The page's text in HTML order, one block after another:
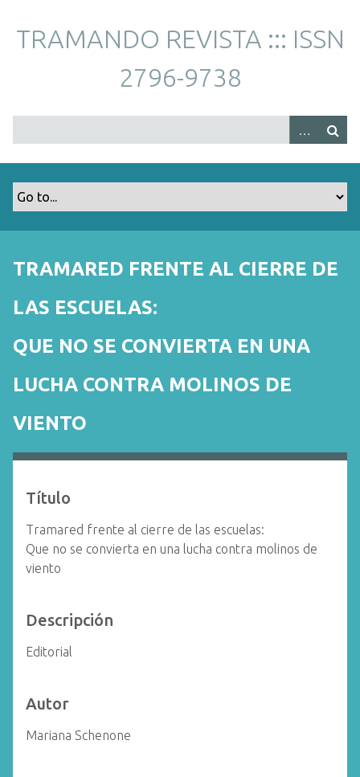
c
TRAMANDO REVISTA ::: ISSN
2796-9738
TRAMARED FRENTE AL CIERRE DE
LAS ESCUELAS:
QUE NO SE CONVIERTA EN UNA
LUCHA CONTRA MOLINOS DE
VIENTO
Título
Tramared frente al cierre de las escuelas:
Que no se convierta en una lucha contra molinos de
viento
Descripción
Editorial
Autor
Mariana Schenone